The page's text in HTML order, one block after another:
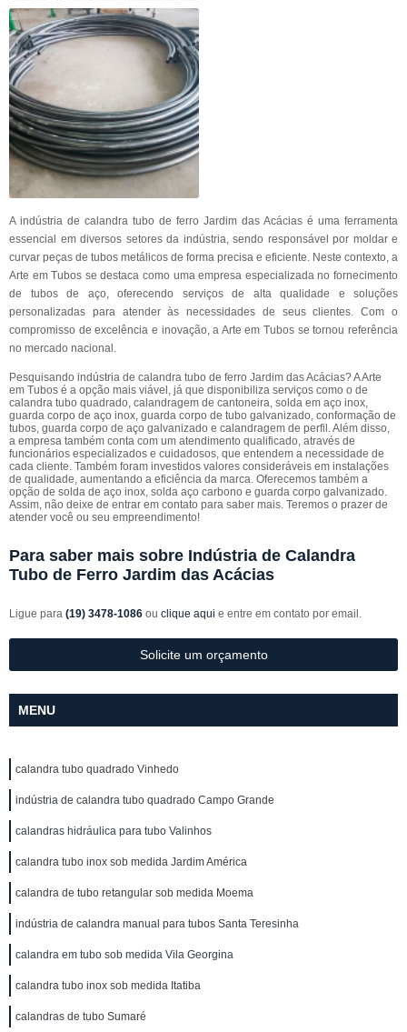
A indústria de calandra tubo de ferro Jardim das Acácias é uma ferramenta
essencial em diversos setores da indústria, sendo responsável por moldar e
curvar peças de tubos metálicos de forma precisa e eficiente. Neste contexto, a
Arte em Tubos se destaca como uma empresa especializada no fornecimento
de tubos de aço, oferecendo serviços de alta qualidade e soluções
personalizadas para atender às necessidades de seus clientes. Com o
compromisso de excelência e inovação, a Arte em Tubos se tornou referência
no mercado nacional.
Pesquisando indústria de calandra tubo de ferro Jardim das Acácias? A Arte
em Tubos é a opção mais viável, já que disponibiliza serviços como o de
calandra tubo quadrado, calandragem de cantoneira, solda em aço inox,
guarda corpo de aço inox, guarda corpo de tubo galvanizado, conformação de
tubos, guarda corpo de aço galvanizado e calandragem de perfil. Além disso,
a empresa também conta com um atendimento qualificado, através de
funcionários especializados e cuidadosos, que entendem a necessidade de
cada cliente. Também foram investidos valores consideráveis em instalações
de qualidade, aumentando a eficiência da marca. Oferecemos também a
opção de solda de aço inox, solda aço carbono e guarda corpo galvanizado.
Assim, não deixe de entrar em contato para saber mais. Teremos o prazer de
atender você ou seu empreendimento!
Para saber mais sobre Indústria de Calandra
Tubo de Ferro Jardim das Acácias
Ligue para (19) 3478-1086 ou clique aqui e entre em contato por email.
Solicite um orçamento
MENU
calandra tubo quadrado Vinhedo
indústria de calandra tubo quadrado Campo Grande
calandras hidráulica para tubo Valinhos
calandra tubo inox sob medida Jardim América
calandra de tubo retangular sob medida Moema
indústria de calandra manual para tubos Santa Teresinha
calandra em tubo sob medida Vila Georgina
calandra tubo inox sob medida Itatiba
calandras de tubo Sumaré